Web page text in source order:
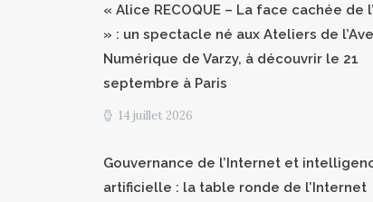
« Alice RECOQUE – La face cachée de
» : un spectacle né aux Ateliers de
Numérique de Varzy, à découvrir le 21
septembre à Paris
14 juillet 2026
Gouvernance de l’Internet et
artificielle : la table ronde de l’Internet